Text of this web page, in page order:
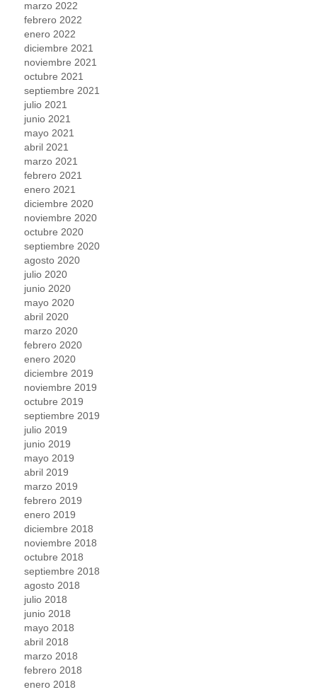
marzo 2022
febrero 2022
enero 2022
diciembre 2021
noviembre 2021
octubre 2021
septiembre 2021
julio 2021
junio 2021
mayo 2021
abril 2021
marzo 2021
febrero 2021
enero 2021
diciembre 2020
noviembre 2020
octubre 2020
septiembre 2020
agosto 2020
julio 2020
junio 2020
mayo 2020
abril 2020
marzo 2020
febrero 2020
enero 2020
diciembre 2019
noviembre 2019
octubre 2019
septiembre 2019
julio 2019
junio 2019
mayo 2019
abril 2019
marzo 2019
febrero 2019
enero 2019
diciembre 2018
noviembre 2018
octubre 2018
septiembre 2018
agosto 2018
julio 2018
junio 2018
mayo 2018
abril 2018
marzo 2018
febrero 2018
enero 2018